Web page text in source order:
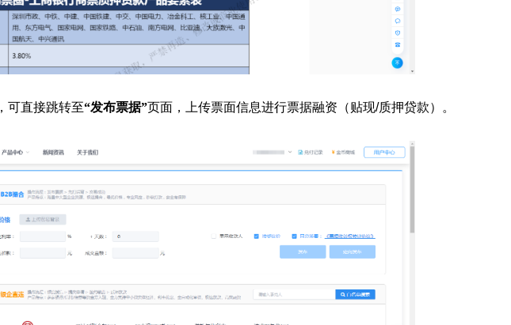
，可直接跳转至“发布票据”页面，上传票面信息进行票据融资（贴现/质押贷款）。